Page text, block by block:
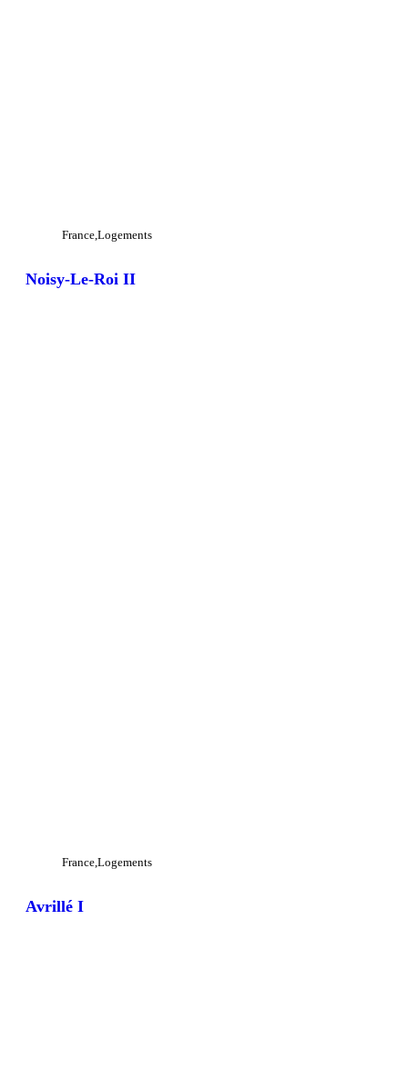
France Logements
Noisy-Le-Roi II
France Logements
Avrillé I